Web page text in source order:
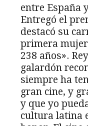
entre España
Entregó el
destacó su
primera
238 años».
galardón
siempre ha
gran cine, y
y que yo
cultura latina